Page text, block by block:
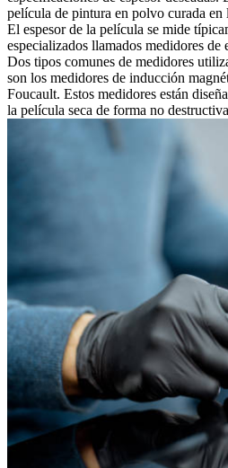
película de pintura en polvo curada en
El espesor de la película se mide
especializados llamados medidores de
Dos tipos comunes de medidores
son los medidores de inducción
Foucault. Estos medidores están
la película seca de forma no